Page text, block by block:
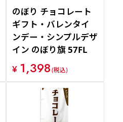
のぼり チョコレート
ギフト・バレンタイ
ンデー・シンプルデザ
イン のぼり旗 57FL
¥ 1,398(税込)